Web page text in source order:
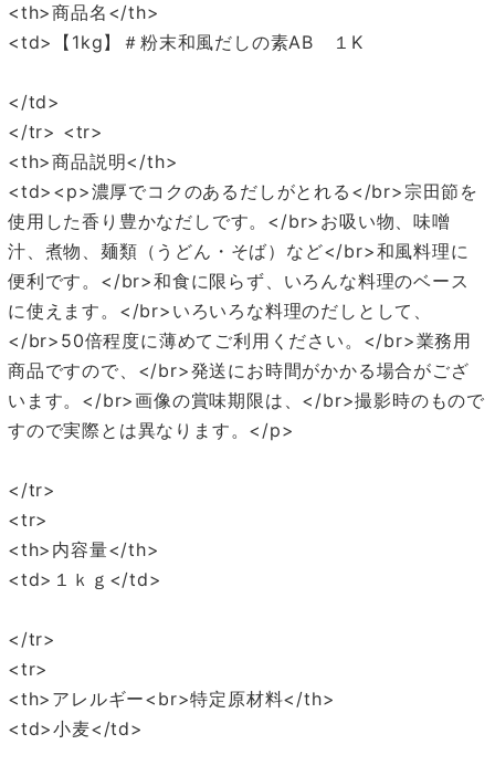
<th>商品名</th>
<td>【1kg】＃粉末和風だしの素AB １K
</td>
</tr> <tr>
<th>商品説明</th>
<td><p>濃厚でコクのあるだしがとれる</br>宗田節を
使用した香り豊かなだしです。</br>お吸い物、味噌
汁、煮物、麺類（うどん・そば）など</br>和風料理に
便利です。</br>和食に限らず、いろんな料理のベース
に使えます。</br>いろいろな料理のだしとして、
</br>50倍程度に薄めてご利用ください。</br>業務用
商品ですので、</br>発送にお時間がかかる場合がござ
います。</br>画像の賞味期限は、</br>撮影時のもので
すので実際とは異なります。</p>
</tr>
<tr>
<th>内容量</th>
<td>１ｋｇ</td>
</tr>
<tr>
<th>アレルギー<br>特定原材料</th>
<td>小麦</td>